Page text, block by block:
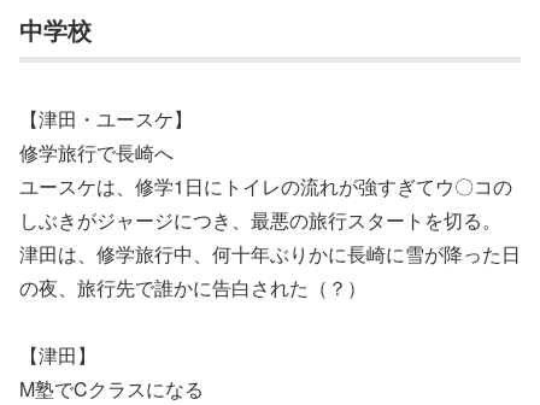
中学校
【津田・ユースケ】
修学旅行で長崎へ
ユースケは、修学1日にトイレの流れが強すぎてウ〇コの
しぶきがジャージにつき、最悪の旅行スタートを切る。
津田は、修学旅行中、何十年ぶりかに長崎に雪が降った日
の夜、旅行先で誰かに告白された（？）
【津田】
M塾でCクラスになる